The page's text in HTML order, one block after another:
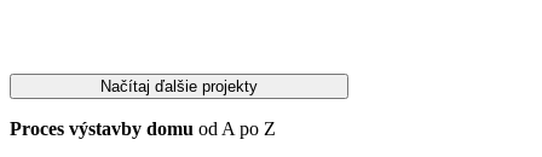
Načítaj ďalšie projekty
Proces výstavby domu od A po Z